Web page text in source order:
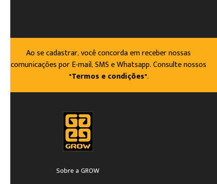
Ao se cadastrar, você concorda em receber nossas
comunicações por E-mail, SMS e Whatsapp. Consulte nossos
"Termos e condições".
Sobre a GROW